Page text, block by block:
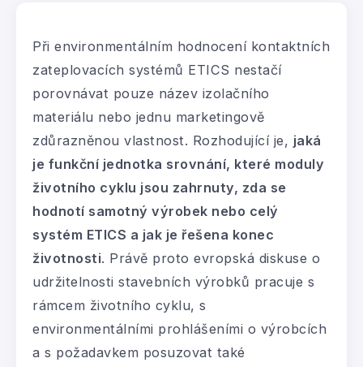
Při environmentálním hodnocení kontaktních
zateplovacích systémů ETICS nestačí
porovnávat pouze název izolačního
materiálu nebo jednu marketingově
zdůrazněnou vlastnost. Rozhodující je, jaká
je funkční jednotka srovnání, které moduly
životního cyklu jsou zahrnuty, zda se
hodnotí samotný výrobek nebo celý
systém ETICS a jak je řešena konec
životnosti. Právě proto evropská diskuse o
udržitelnosti stavebních výrobků pracuje s
rámcem životního cyklu, s
environmentálními prohlášeními o výrobcích
a s požadavkem posuzovat také